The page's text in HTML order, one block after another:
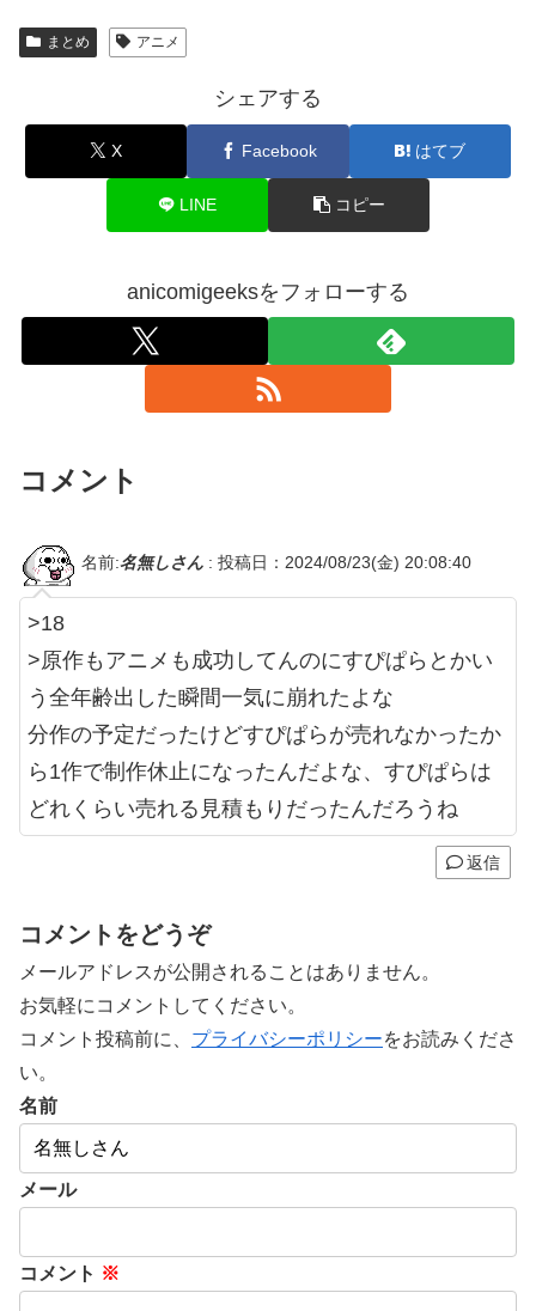
まとめ アニメ
シェアする
X Facebook はてブ
LINE コピー
anicomigeeksをフォローする
コメント
名前:名無しさん : 投稿日：2024/08/23(金) 20:08:40
>18
>原作もアニメも成功してんのにすぴぱらとかい
う全年齢出した瞬間一気に崩れたよな
分作の予定だったけどすぴぱらが売れなかったか
ら1作で制作休止になったんだよな、すぴぱらは
どれくらい売れる見積もりだったんだろうね
返信
コメントをどうぞ
メールアドレスが公開されることはありません。
お気軽にコメントしてください。
コメント投稿前に、 プライバシーポリシーをお読みくださ
い。
名前
メール
コメント ※